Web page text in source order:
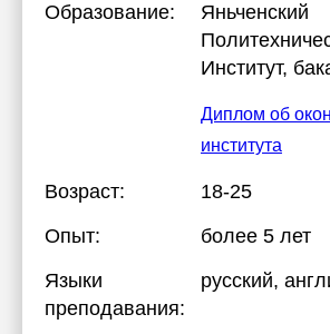
Образование:
Яньченский
Институт,
Диплом об
института
Возраст:
18-25
Опыт:
более 5 лет
Языки
преподавания:
русский,